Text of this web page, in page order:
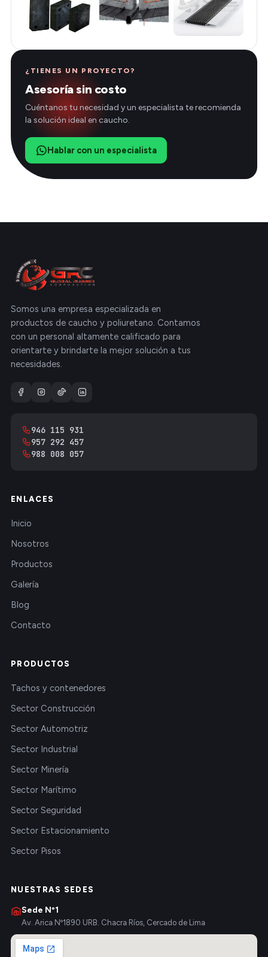
¿TIENES UN PROYECTO?
Asesoría sin costo
Cuéntanos tu necesidad y un especialista te recomienda
la solución ideal en caucho.
Hablar con un especialista
Somos una empresa especializada en
productos de caucho y poliuretano. Contamos
con un personal altamente calificado para
orientarte y brindarte la mejor solución a tus
necesidades.
946 115 931
957 292 457
988 008 057
ENLACES
Inicio
Nosotros
Productos
Galería
Blog
Contacto
PRODUCTOS
Tachos y contenedores
Sector Construcción
Sector Automotriz
Sector Industrial
Sector Minería
Sector Marítimo
Sector Seguridad
Sector Estacionamiento
Sector Pisos
NUESTRAS SEDES
Sede Nº1
Av. Arica Nº1890 URB. Chacra Ríos, Cercado de Lima